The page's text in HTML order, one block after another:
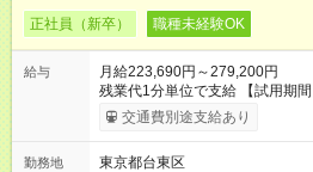
正社員（新卒） 職種未経験OK
給与
月給223,690円～279,200円
残業代1分単位で
交通費別途支給あり
勤務地
東京都台東区